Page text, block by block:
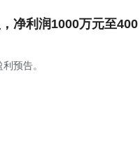
净利润1000万元至400
预告。